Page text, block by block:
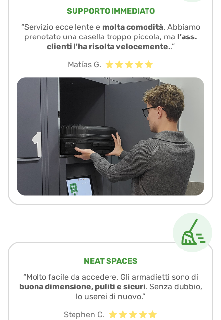
SUPPORTO IMMEDIATO
“Servizio eccellente e molta comodità. Abbiamo
prenotato una casella troppo piccola, ma l'ass.
clienti l'ha risolta velocemente..”
Matías G.
NEAT SPACES
“Molto facile da accedere. Gli armadietti sono di
buona dimensione, puliti e sicuri. Senza dubbio,
lo userei di nuovo.”
Stephen C.